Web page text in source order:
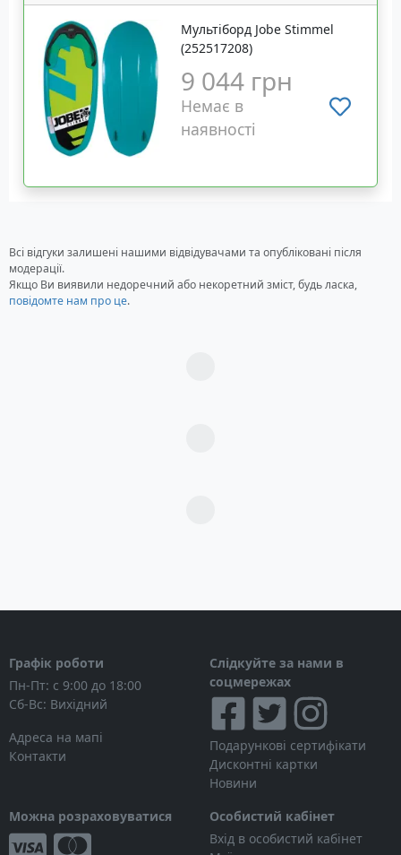
Мультіборд Jobe Stimmel
(252517208)
9 044 грн
Немає в
наявності
Всі відгуки залишені нашими відвідувачами та опубліковані після
модерації.
Якщо Ви виявили недоречний або некоретний зміст, будь ласка,
повідомте нам про це.
Графік роботи
Пн-Пт: с 9:00 до 18:00
Сб-Вс: Вихідний
Адреса на мапі
Контакти
Слідкуйте за нами в
соцмережах
Подарункові сертифікати
Дисконтні картки
Новини
Можна розраховуватися
Особистий кабінет
Вхід в особистий кабінет